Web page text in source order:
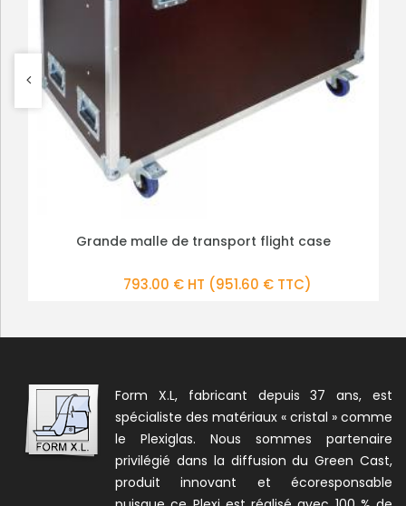
PLUS DE DÉTAILS
Grande malle de transport flight case
793.00 € HT (951.60 € TTC)
PLUS DE DÉTAILS
Malle de Transport Flight Case pour Pupitre Pliable
345.00 € HT (414.00 € TTC)
Form X.L, fabricant depuis 37 ans, est
spécialiste des matériaux « cristal » comme
le Plexiglas. Nous sommes partenaire
privilégié dans la diffusion du Green Cast,
produit innovant et écoresponsable